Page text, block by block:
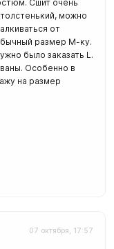
Сшит очень
можно
от
размер М-ку.
было заказать L.
Особенно в
на размер
07 октября, 17:57